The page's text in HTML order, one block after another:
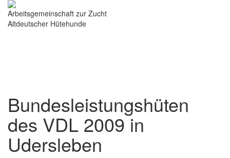
Arbeitsgemeinschaft zur Zucht
Altdeutscher Hütehunde
Bundesleistungshüten
des VDL 2009 in
Udersleben